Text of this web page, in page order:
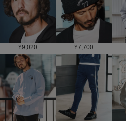
¥9,020 ¥7,700